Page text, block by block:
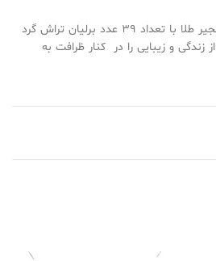
.مدال برلیان طرح شاخه با زنجیر طلا با تعداد ۳۹ عدد برلیان تراش گرد
ای از زندگی و زیبایی را در کنار ظرافت به